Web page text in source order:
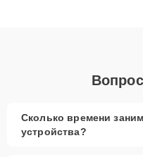
Сколько времени
устройства?